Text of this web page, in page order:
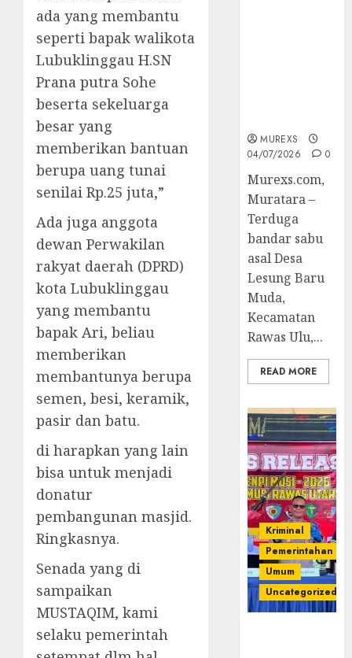
ada yang membantu
seperti bapak walikota
Lubuklinggau H.SN
Prana putra Sohe
beserta sekeluarga
besar yang
memberikan bantuan
berupa uang tunai
senilai Rp.25 juta,”
Ada juga anggota
dewan Perwakilan
rakyat daerah (DPRD)
kota Lubuklinggau
yang membantu
bapak Ari, beliau
memberikan
membantunya berupa
semen, besi, keramik,
pasir dan batu.
di harapkan yang lain
bisa untuk menjadi
donatur
pembangunan masjid.
Ringkasnya.
Senada yang di
sampaikan
MUSTAQIM, kami
selaku pemerintah
MUREXS
04/07/2026
0
Murexs.com,
Muratara –
Terduga
bandar sabu
asal Desa
Lesung Baru
Muda,
Kecamatan
Rawas Ulu,...
READ MORE
Kriminal
Pemerintahan
Umum
Uncategorized